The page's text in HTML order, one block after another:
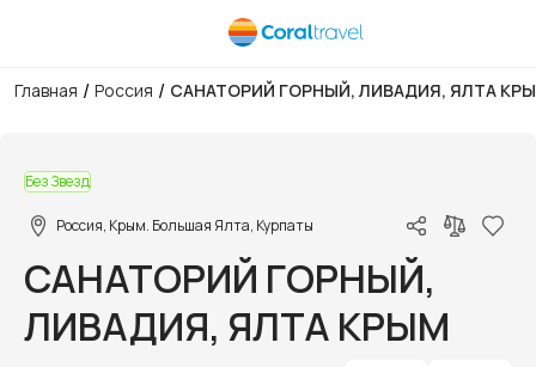
Главная / Россия / САНАТОРИЙ ГОРНЫЙ, ЛИВАДИЯ, ЯЛТА
Без Звезд
Россия, Крым. Большая Ялта, Курпаты
САНАТОРИЙ ГОРНЫЙ,
ЛИВАДИЯ, ЯЛТА КРЫМ